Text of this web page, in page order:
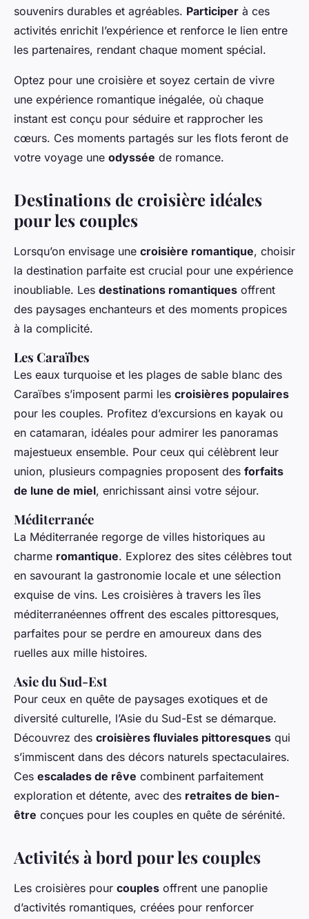
souvenirs durables et agréables. Participer à ces
activités enrichit l’expérience et renforce le lien entre
les partenaires, rendant chaque moment spécial.
Optez pour une croisière et soyez certain de vivre
une expérience romantique inégalée, où chaque
instant est conçu pour séduire et rapprocher les
cœurs. Ces moments partagés sur les flots feront de
votre voyage une odyssée de romance.
Destinations de croisière idéales
pour les couples
Lorsqu’on envisage une croisière romantique, choisir
la destination parfaite est crucial pour une expérience
inoubliable. Les destinations romantiques offrent
des paysages enchanteurs et des moments propices
à la complicité.
Les Caraïbes
Les eaux turquoise et les plages de sable blanc des
Caraïbes s’imposent parmi les croisières populaires
pour les couples. Profitez d’excursions en kayak ou
en catamaran, idéales pour admirer les panoramas
majestueux ensemble. Pour ceux qui célèbrent leur
union, plusieurs compagnies proposent des forfaits
de lune de miel, enrichissant ainsi votre séjour.
Méditerranée
La Méditerranée regorge de villes historiques au
charme romantique. Explorez des sites célèbres tout
en savourant la gastronomie locale et une sélection
exquise de vins. Les croisières à travers les îles
méditerranéennes offrent des escales pittoresques,
parfaites pour se perdre en amoureux dans des
ruelles aux mille histoires.
Asie du Sud-Est
Pour ceux en quête de paysages exotiques et de
diversité culturelle, l’Asie du Sud-Est se démarque.
Découvrez des croisières fluviales pittoresques qui
s’immiscent dans des décors naturels spectaculaires.
Ces escalades de rêve combinent parfaitement
exploration et détente, avec des retraites de bien-
être conçues pour les couples en quête de sérénité.
Activités à bord pour les couples
Les croisières pour couples offrent une panoplie
d’activités romantiques, créées pour renforcer